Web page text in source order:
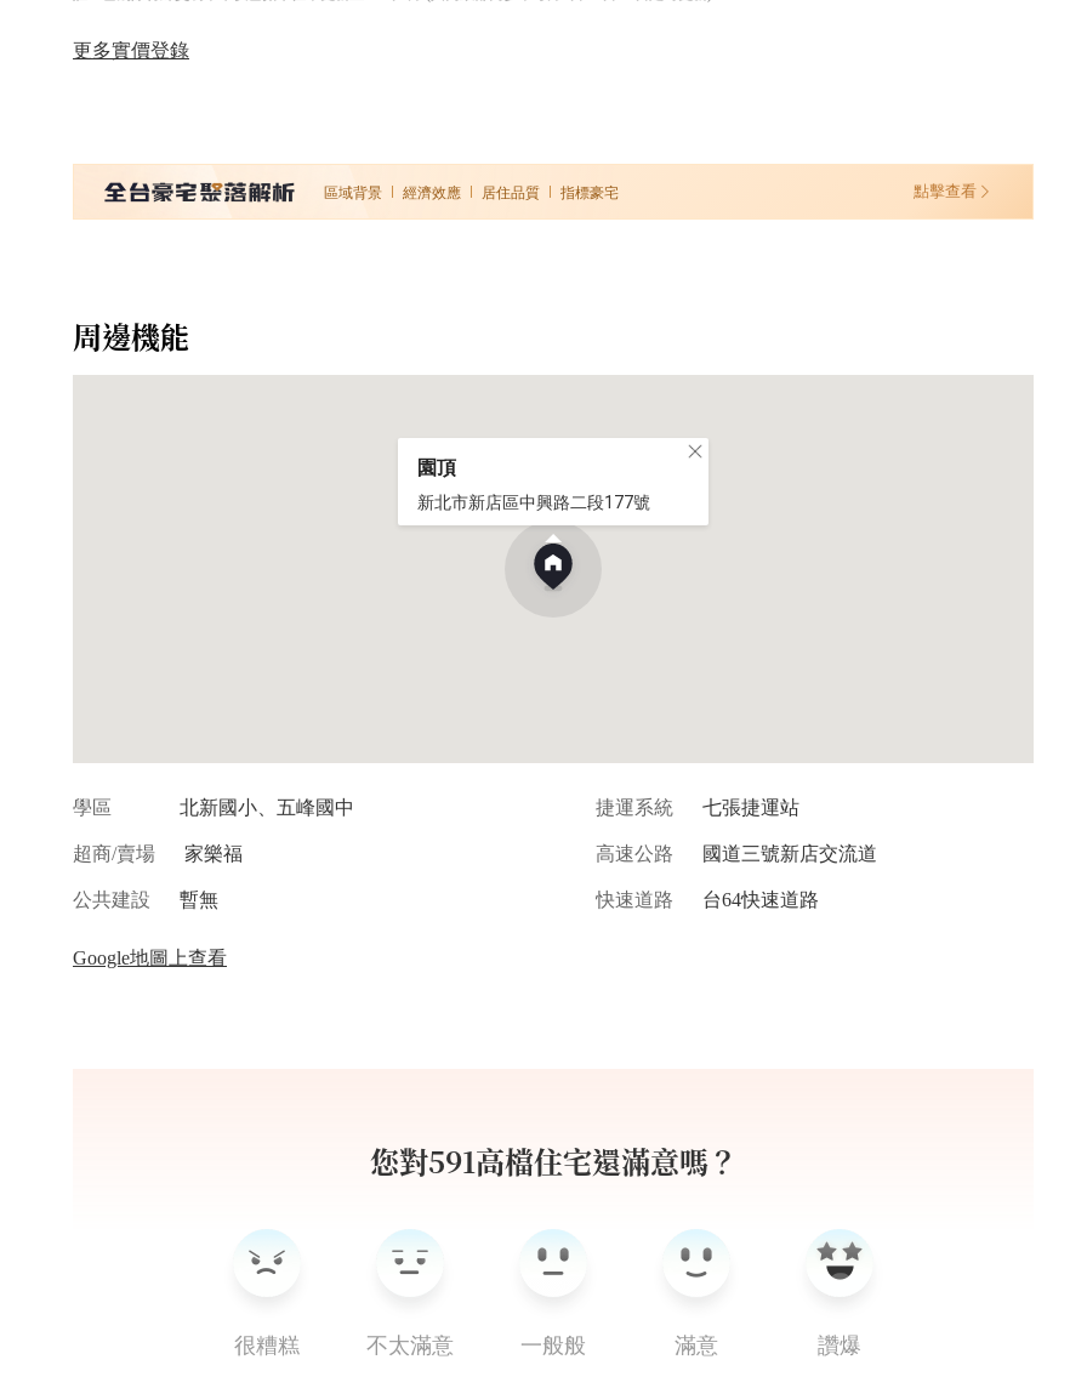
更多實價登錄
區域背景 經濟效應 居住品質 指標豪宅 點擊查看
周邊機能
園頂
新北市新店區中興路二段177號
學區 北新國小、五峰國中
超商/賣場 家樂福
公共建設 暫無
捷運系統 七張捷運站
高速公路 國道三號新店交流道
快速道路 台64快速道路
Google地圖上查看
您對591高檔住宅還滿意嗎？
很糟糕 不太滿意 一般般 滿意 讚爆